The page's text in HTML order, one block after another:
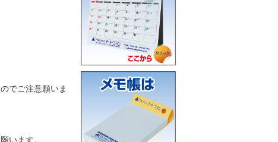
でご注意願いま
います。